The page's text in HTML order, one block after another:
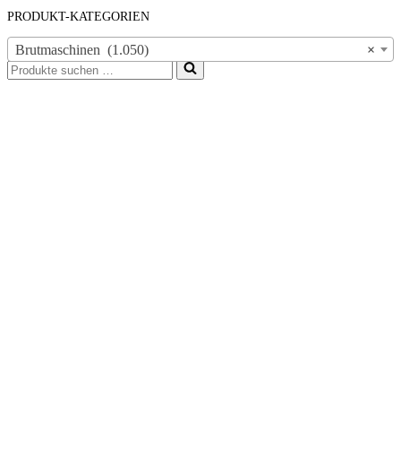
PRODUKT-KATEGORIEN
×
Brutmaschinen (1.050)
Suchen
nach …